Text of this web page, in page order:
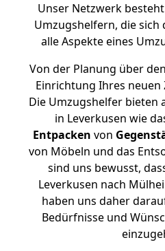
Unser Netzwerk
Umzugshelfern, die sich
alle Aspekte eines
Von der Planung über
Einrichtung Ihres neuen
Die Umzugshelfer bieten
in Leverkusen wie
Entpacken von
von Möbeln und das
sind uns bewusst,
Leverkusen nach
haben uns daher
Bedürfnisse und